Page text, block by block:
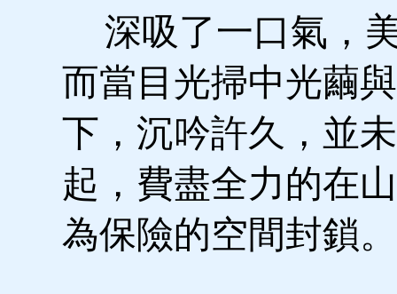
深吸了一口氣，
而當目光掃中光繭
下，沉吟許久，並
起，費盡全力的在
為保險的空間封鎖。